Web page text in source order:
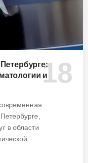
и
в области